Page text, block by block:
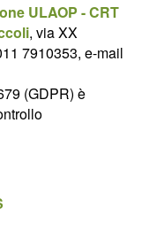
ULAOP - CRT
, via XX
7910353, e-mail
(GDPR) è